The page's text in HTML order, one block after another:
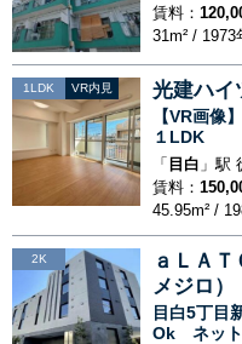
賃料：
31m² / 1973
1LDK VR内見 光建ハイ
【VR画像
１LDK
「 目白 」駅
賃料：
45.95m² /
2K
ａＬＡ
メジロ）
目白5丁目
Ok ネット